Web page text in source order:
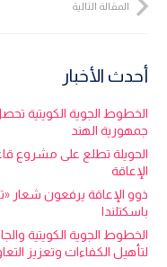
المقالة التالية
أحدث الأخبار
الخطوط الجوية الكويتية
جمهورية الهند
الحويلة تطلع على مشروع
الإعاقة
ذوو الإعاقة يرفعون شعار
باسكتلندا
الخطوط الجوية الكويتية
لتأهيل الكفاءات وتعزيز